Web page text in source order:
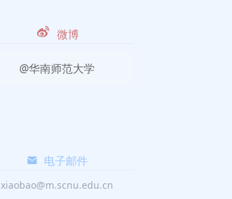
微博
@华南师范大学
电子邮件
xiaobao@m.scnu.edu.cn